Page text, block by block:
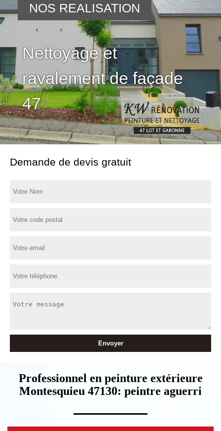
Nettoyage et
ravalement de façade
47
NOS REALISATION
Demande de devis gratuit
Professionnel en peinture extérieure
Montesquieu 47130: peintre aguerri